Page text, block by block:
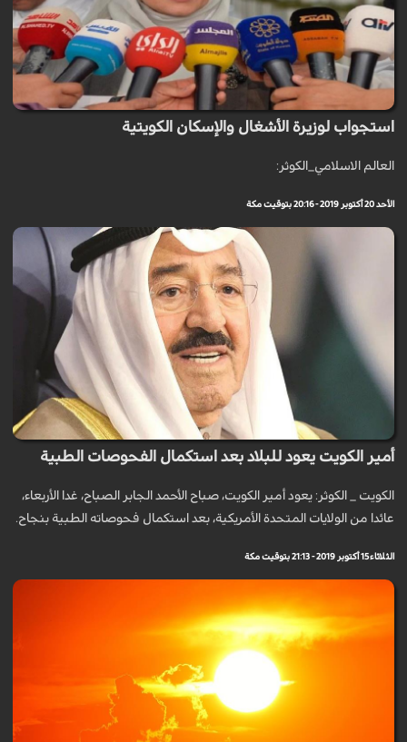
استجواب لوزيرة الأشغال والإسكان الكويتية
العالم الاسلامي_الكوثر:
الأحد 20 أكتوبر 2019 - 20:16 بتوقيت مكة
أمير الكويت يعود للبلاد بعد استكمال الفحوصات الطبية
الكويت _ الكوثر: يعود أمير الكويت، صباح الأحمد الجابر الصباح، غدا الأربعاء،
عائدا من الولايات المتحدة الأمريكية، بعد استكمال فحوصاته الطبية بنجاح.
الثلاثاء 15 أكتوبر 2019 - 21:13 بتوقيت مكة